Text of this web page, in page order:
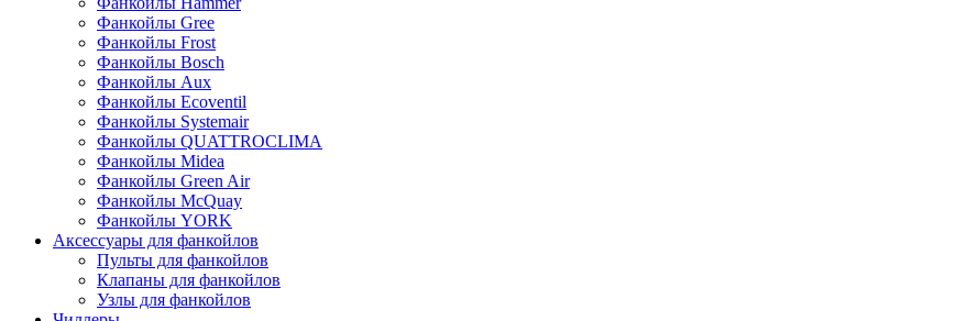
Фанкойлы Gree
Фанкойлы Frost
Фанкойлы Bosch
Фанкойлы Aux
Фанкойлы Ecoventil
Фанкойлы Systemair
Фанкойлы QUATTROCLIMA
Фанкойлы Midea
Фанкойлы Green Air
Фанкойлы McQuay
Фанкойлы YORK
Аксессуары для фанкойлов
Пульты для фанкойлов
Клапаны для фанкойлов
Узлы для фанкойлов